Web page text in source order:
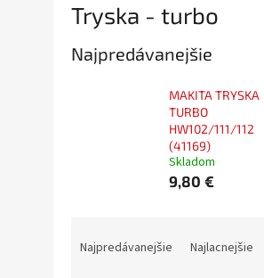
Tryska - turbo
Najpredávanejšie
MAKITA TRYSKA
TURBO
HW102/111/112
(41169)
Skladom
9,80 €
Najpredávanejšie Najlacnejšie